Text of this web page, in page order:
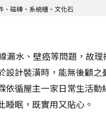
、磁磚、系統櫃、文化石
漏水、壁癌等問題，故
設計裝潢時，能無後顧
依循屋主一家日常生活
睡眠，既實用又貼心。